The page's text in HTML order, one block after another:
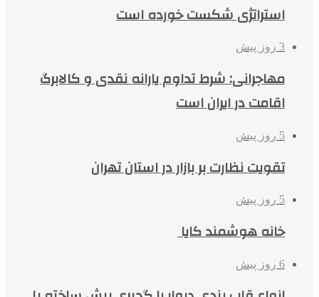
استراتژی شکست خورده است
3 روز پیش
مهاجرانی: شرط تداوم یارانه نقدی و کالابرگ
اقامت در ایران است
5 روز پیش
تقویت نظارت بر بازار در استان تهران
5 روز پیش
خانه هوشمند کایا
6 روز پیش